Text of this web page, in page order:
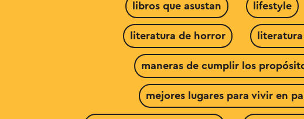
libros que asustan lifestyle
literatura de horror
maneras de cumplir los
mejores lugares para vivir en